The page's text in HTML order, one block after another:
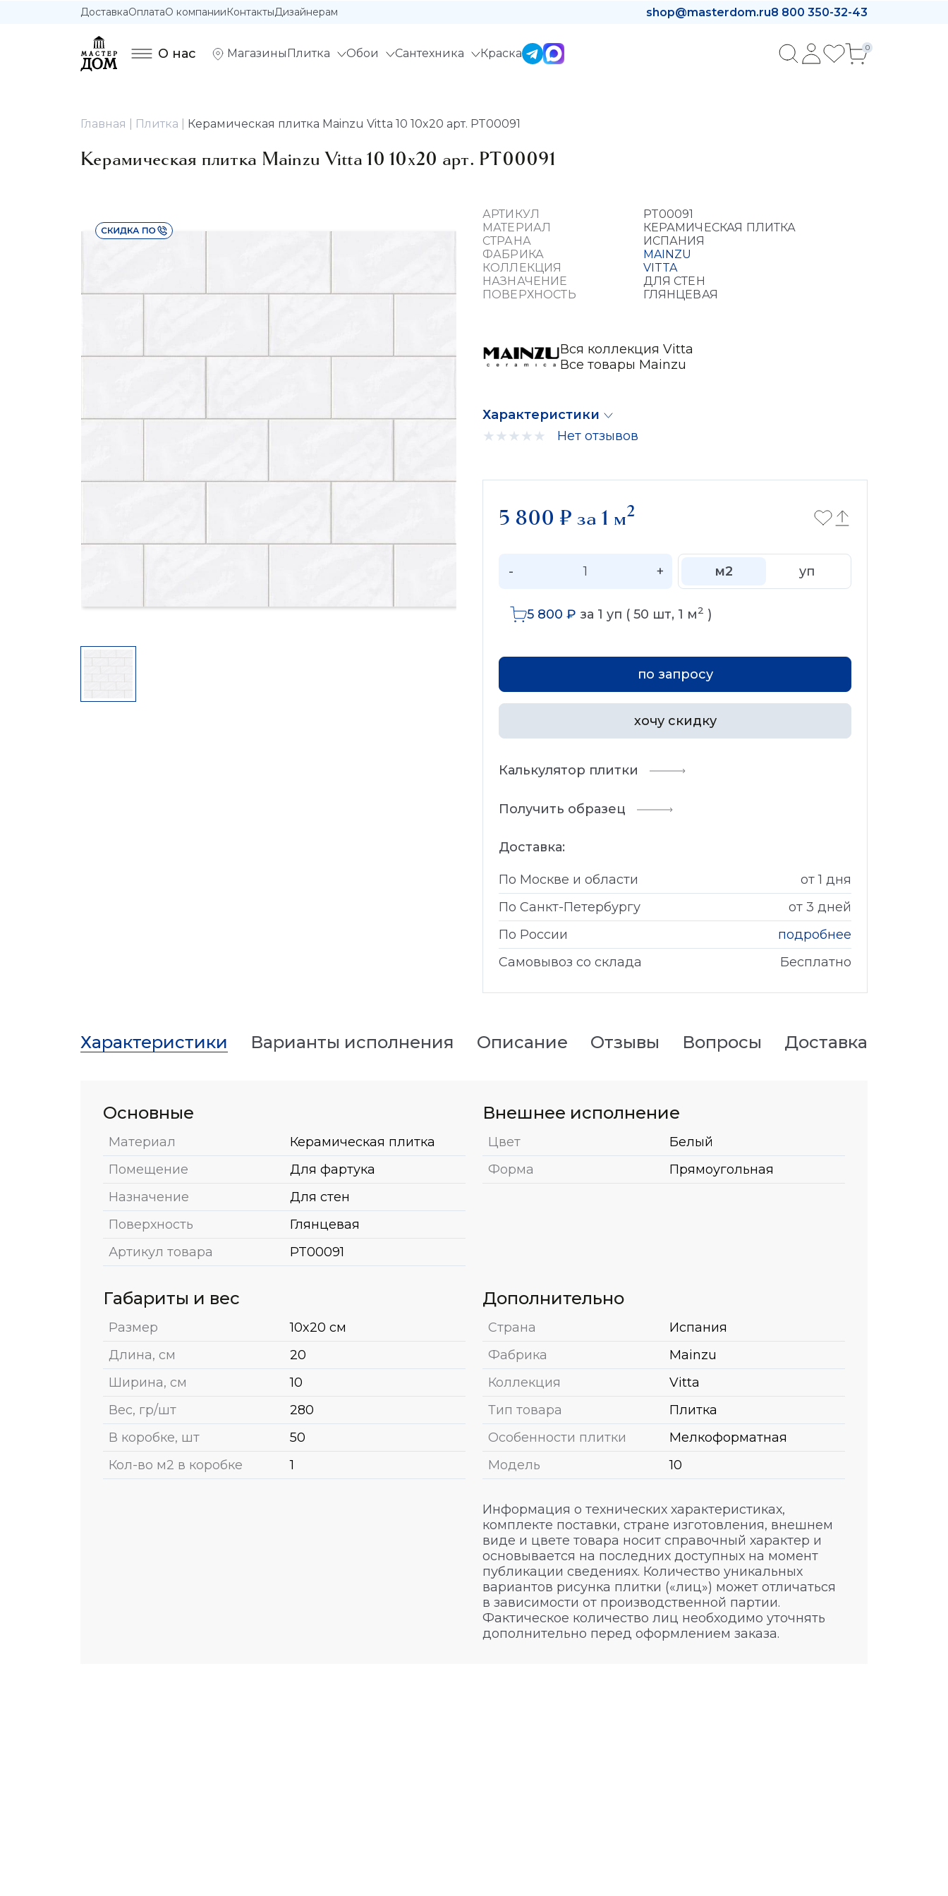
ДоставкаОплатаО компанииКонтактыДизайнерам shop@masterdom.ru8 800 350-32-43
О нас Магазины Плитка Обои Сантехника Краска 0
Главная Плитка Керамическая плитка Mainzu Vitta 10 10x20 арт. PT00091
Керамическая плитка Mainzu Vitta 10 10x20 арт. PT00091
АРТИКУЛ
PT00091
МАТЕРИАЛ
КЕРАМИЧЕСКАЯ ПЛИТКА
СТРАНА
ИСПАНИЯ
ФАБРИКА
MAINZU
КОЛЛЕКЦИЯ
VITTA
НАЗНАЧЕНИЕ
ДЛЯ СТЕН
ПОВЕРХНОСТЬ
ГЛЯНЦЕВАЯ
Вся коллекция Vitta
Все товары Mainzu
Характеристики
Нет отзывов
5 800 ₽ за 1 м2
- + м2 уп
5 800 ₽ за 1 уп ( 50 шт, 1 м2 )
по запросу
хочу скидку
Калькулятор плитки
Получить образец
Доставка:
По Москве и области
от 1 дня
По Санкт-Петербургу
от 3 дней
По России
подробнее
Самовывоз со склада
Бесплатно
Характеристики Варианты исполнения Описание Отзывы Вопросы Доставка
Основные
Материал
Керамическая плитка
Помещение
Для фартука
Назначение
Для стен
Поверхность
Глянцевая
Артикул товара
PT00091
Внешнее исполнение
Цвет
Белый
Форма
Прямоугольная
Габариты и вес
Размер
10x20 см
Длина, см
20
Ширина, см
10
Вес, гр/шт
280
В коробке, шт
50
Кол-во м2 в коробке
1
Дополнительно
Страна
Испания
Фабрика
Mainzu
Коллекция
Vitta
Тип товара
Плитка
Особенности плитки
Мелкоформатная
Модель
10
Информация о технических характеристиках,
комплекте поставки, стране изготовления, внешнем
виде и цвете товара носит справочный характер и
основывается на последних доступных на момент
публикации сведениях. Количество уникальных
вариантов рисунка плитки («лиц») может отличаться
в зависимости от производственной партии.
Фактическое количество лиц необходимо уточнять
дополнительно перед оформлением заказа.